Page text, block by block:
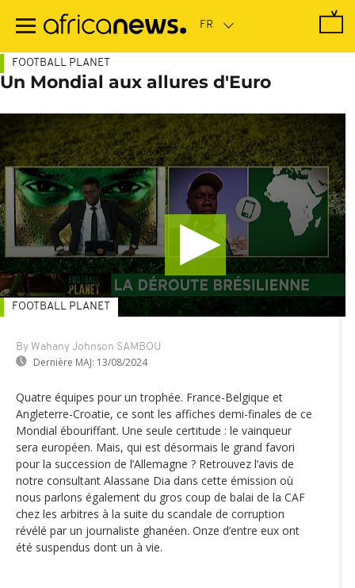
contenu
FOOTBALL PLANET
Un Mondial aux allures d'Euro
By Wahany Johnson SAMBOU
Dernière MAJ: 13/08/2024
FOOTBALL PLANET
Quatre équipes pour un trophée. France-Belgique et
Angleterre-Croatie, ce sont les affiches demi-finales de ce
Mondial ébouriffant. Une seule certitude : le vainqueur
sera européen. Mais, qui est désormais le grand favori
pour la succession de l’Allemagne ? Retrouvez l’avis de
notre consultant Alassane Dia dans cette émission où
nous parlons également du gros coup de balai de la CAF
chez les arbitres à la suite du scandale de corruption
révélé par un journaliste ghanéen. Onze d’entre eux ont
été suspendus dont un à vie.